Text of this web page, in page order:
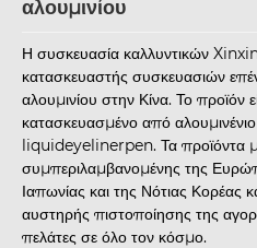
αλουμινίου
Η συσκευασία καλλυντικών
κατασκευαστής συσκευασιών
αλουμινίου στην Κίνα. Το προϊόν
κατασκευασμένο από
liquideyelinerpen. Τα προϊόντα
συμπεριλαμβανομένης της
Ιαπωνίας και της Νότιας Κορέας
αυστηρής πιστοποίησης της
πελάτες σε όλο τον κόσμο.